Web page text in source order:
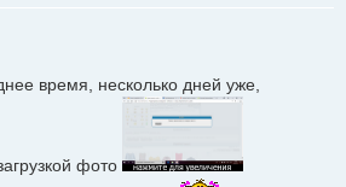
время, несколько дней уже,
фото